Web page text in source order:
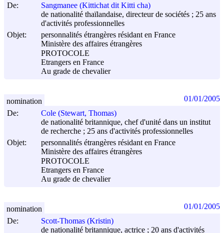
De:
Sangmanee (Kittichat dit Kitti cha)
de nationalité thaïlandaise, directeur de sociétés ; 25 ans
d'activités professionnelles
Objet:
personnalités étrangères résidant en France
Ministère des affaires étrangères
PROTOCOLE
Etrangers en France
Au grade de chevalier
De:
Cole (Stewart, Thomas)
de nationalité britannique, chef d'unité dans un institut
de recherche ; 25 ans d'activités professionnelles
Objet:
personnalités étrangères résidant en France
Ministère des affaires étrangères
PROTOCOLE
Etrangers en France
Au grade de chevalier
nomination 01/01/2005
De:
Scott-Thomas (Kristin)
de nationalité britannique, actrice ; 20 ans d'activités
nomination 01/01/2005